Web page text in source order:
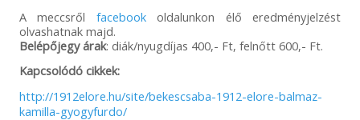
A meccsről facebookoldalunkon élő eredményjelzést
olvashatnak majd.
Belépőjegy árak: diák/nyugdíjas 400,- Ft, felnőtt 600,- Ft.
Kapcsolódó cikkek:
http://1912elore.hu/site/bekescsaba-1912-elore-balmaz-
kamilla-gyogyfurdo/